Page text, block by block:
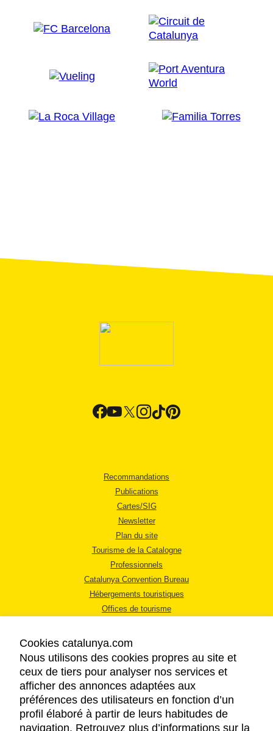
Recommandations
Publications
Cartes/SIG
Newsletter
Plan du site
Tourisme de la Catalogne
Professionnels
Catalunya Convention Bureau
Hébergements touristiques
Offices de tourisme
MENTIONS LÉGALES
RÈGLES DE CONFIDENTIALITÉ
COOKIES
Cookies catalunya.com
Nous utilisons des cookies propres au site et
ceux de tiers pour analyser nos services et
afficher des annonces adaptées aux
préférences des utilisateurs en fonction d’un
profil élaboré à partir de leurs habitudes de
navigation. Retrouvez plus d’informations sur la